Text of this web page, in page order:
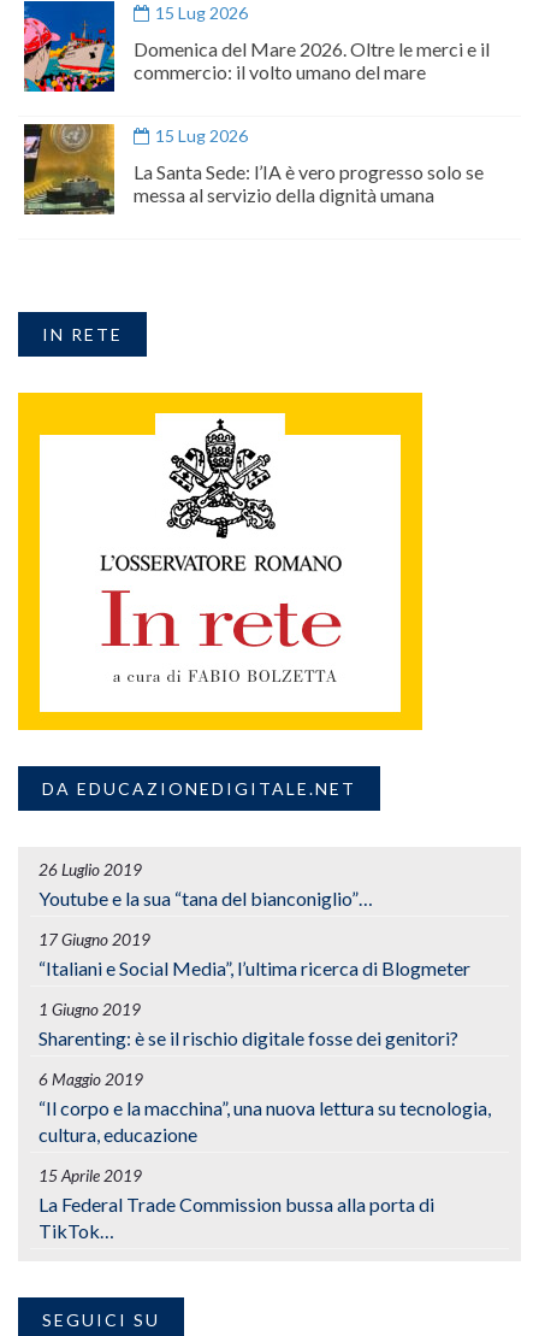
15 Lug 2026
Domenica del Mare 2026. Oltre le merci e il
commercio: il volto umano del mare
15 Lug 2026
La Santa Sede: l’IA è vero progresso solo se
messa al servizio della dignità umana
IN RETE
DA EDUCAZIONEDIGITALE.NET
26 Luglio 2019
Youtube e la sua “tana del bianconiglio”…
17 Giugno 2019
“Italiani e Social Media”, l’ultima ricerca di Blogmeter
1 Giugno 2019
Sharenting: è se il rischio digitale fosse dei genitori?
6 Maggio 2019
“Il corpo e la macchina”, una nuova lettura su tecnologia,
cultura, educazione
15 Aprile 2019
La Federal Trade Commission bussa alla porta di
TikTok…
SEGUICI SU